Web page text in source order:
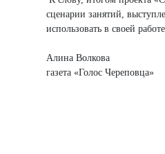
сценарии занятий,
использовать в своей
Алина Волкова
газета «Голос Череповца»